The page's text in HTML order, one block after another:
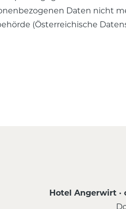
Daten nicht
(Österreichische
Hotel Angerwirt ·